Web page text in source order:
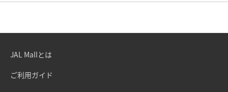
JAL Mallとは
ご利用ガイド